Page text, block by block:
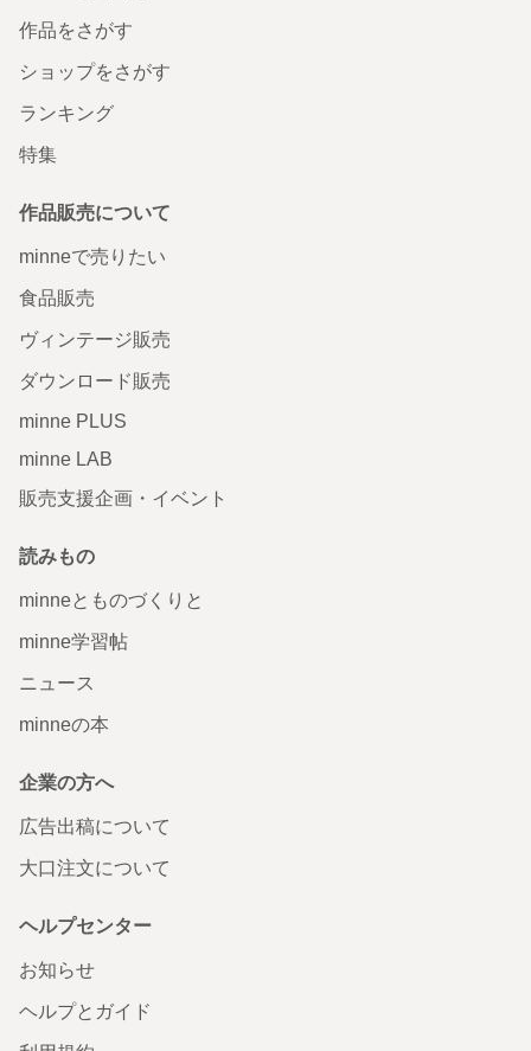
作品をさがす
ショップをさがす
ランキング
特集
作品販売について
minneで売りたい
食品販売
ヴィンテージ販売
ダウンロード販売
minne PLUS
minne LAB
販売支援企画・イベント
読みもの
minneとものづくりと
minne学習帖
ニュース
minneの本
企業の方へ
広告出稿について
大口注文について
ヘルプセンター
お知らせ
ヘルプとガイド